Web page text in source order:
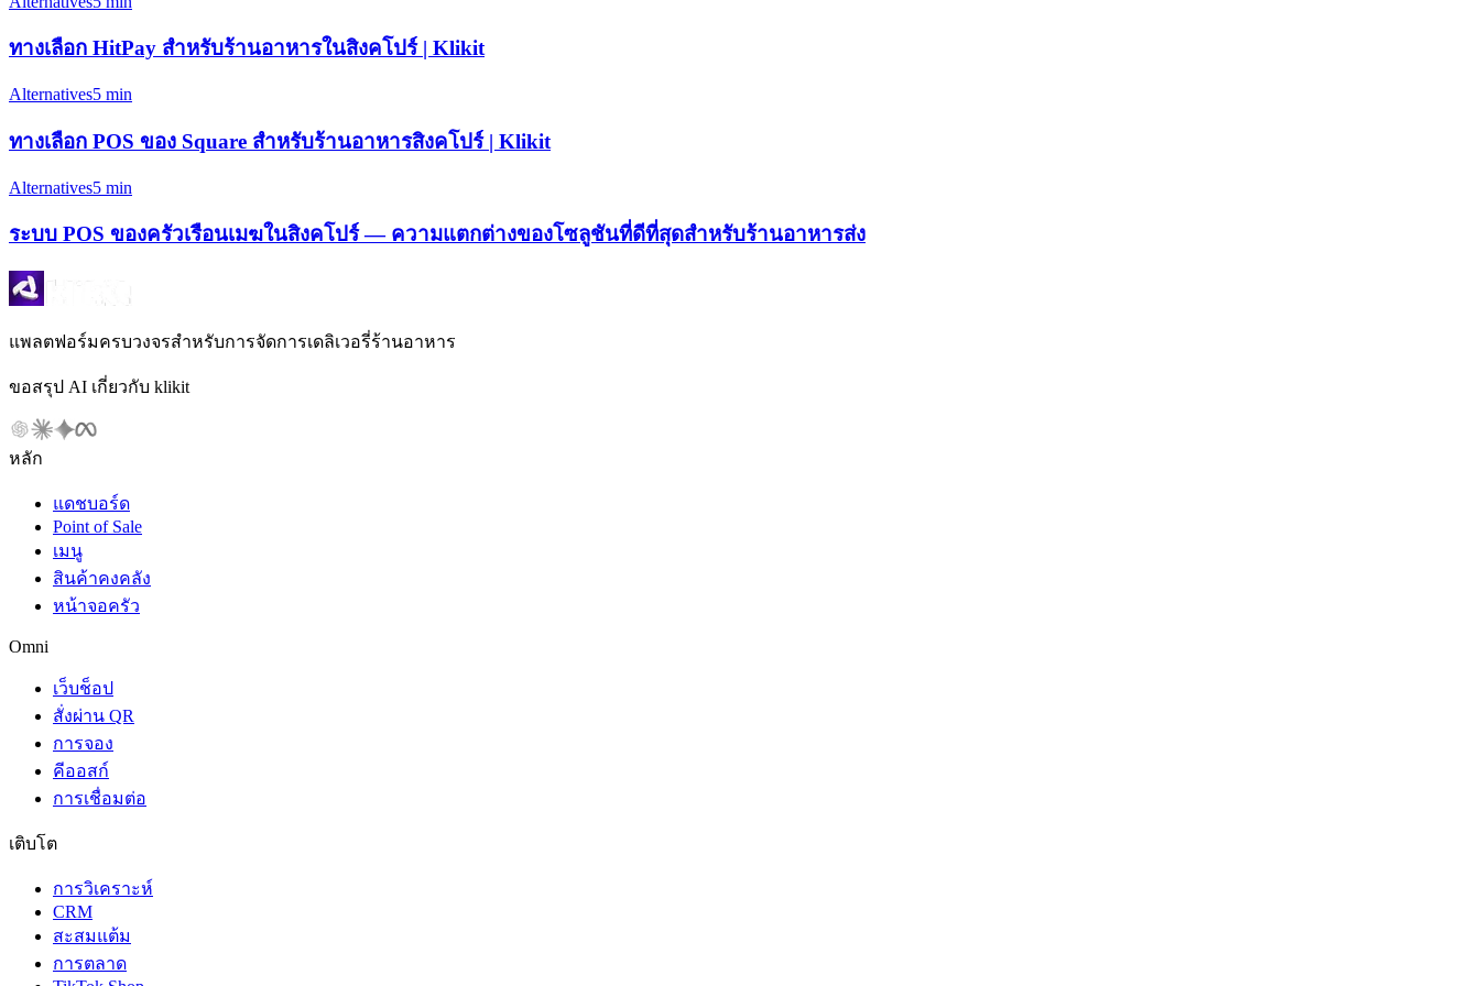
ทางเลือก HitPay สำหรับร้านอาหารในสิงคโปร์ | Klikit
Alternatives5 min
ทางเลือก POS ของ Square สำหรับร้านอาหารสิงคโปร์ | Klikit
Alternatives5 min
ระบบ POS ของครัวเรือนเมฆในสิงคโปร์ — ความแตกต่างของโซลูชันที่ดีที่สุดสำหรับร้านอาหารส่ง
แพลตฟอร์มครบวงจรสำหรับการจัดการเดลิเวอรี่ร้านอาหาร
ขอสรุป AI เกี่ยวกับ klikit
หลัก
แดชบอร์ด
Point of Sale
เมนู
สินค้าคงคลัง
หน้าจอครัว
Omni
เว็บช็อป
สั่งผ่าน QR
การจอง
คีออสก์
การเชื่อมต่อ
เติบโต
การวิเคราะห์
CRM
สะสมแต้ม
การตลาด